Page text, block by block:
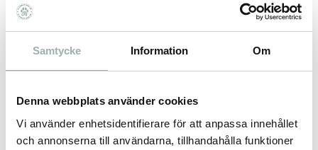
Samtycke Information Om
Denna webbplats använder cookies
Vi använder enhetsidentifierare för att anpassa innehållet
och annonserna till användarna, tillhandahålla funktioner
Flyter på vatten
Tålig och flexibel
Synliga färger
BPA- och giftfri